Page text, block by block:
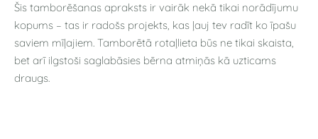
Šis tamborēšanas apraksts ir vairāk nekā tikai norādījumu
kopums – tas ir radošs projekts, kas ļauj tev radīt ko īpašu
saviem mīļajiem. Tamborētā rotaļlieta būs ne tikai skaista,
bet arī ilgstoši saglabāsies bērna atmiņās kā uzticams
draugs.